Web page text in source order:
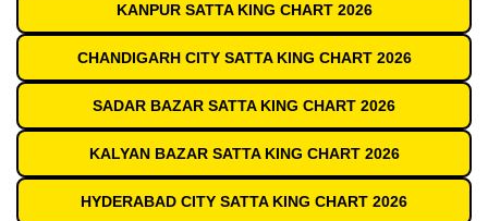
KANPUR SATTA KING CHART 2026
CHANDIGARH CITY SATTA KING CHART 2026
SADAR BAZAR SATTA KING CHART 2026
KALYAN BAZAR SATTA KING CHART 2026
HYDERABAD CITY SATTA KING CHART 2026